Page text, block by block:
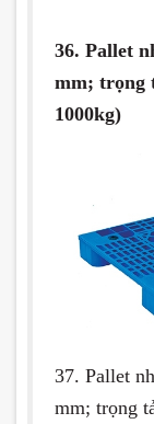
36. Pallet
mm; trọng
1000kg)
37. Pallet
mm; trọng